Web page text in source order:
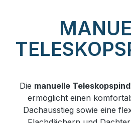
Die manuelle
ermöglicht einen
Dachausstieg sowie eine